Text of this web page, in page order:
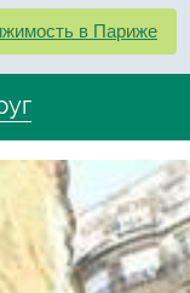
в Париже